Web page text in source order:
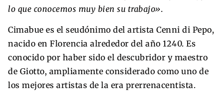
lo que conocemos muy bien su trabajo».
Cimabue es el seudónimo del artista Cenni di Pepo,
nacido en Florencia alrededor del año 1240. Es
conocido por haber sido el descubridor y maestro
de Giotto, ampliamente considerado como uno de
los mejores artistas de la era prerrenacentista.